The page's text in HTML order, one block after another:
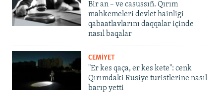
Bir an – ve casussıñ. Qırım
mahkemeleri devlet hainligi
qabaatlavlarını daqqalar içinde
nasıl baqalar
CEMİYET
"Er kes qaça, er kes kete": cenk
Qırımdaki Rusiye turistlerine nasıl
barıp yetti